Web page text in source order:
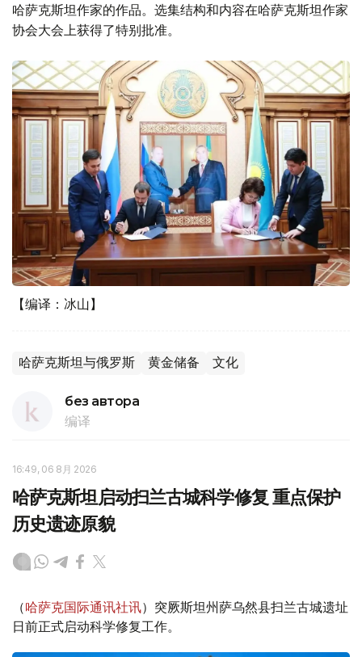
哈萨克斯坦作家的作品。选集结构和内容在哈萨克斯坦作家
协会大会上获得了特别批准。
【编译：冰山】
哈萨克斯坦与俄罗斯 黄金储备 文化
без автора
编译
16:49, 06 8月 2026
哈萨克斯坦启动扫兰古城科学修复 重点保护
历史遗迹原貌
（哈萨克国际通讯社讯）突厥斯坦州萨乌然县扫兰古城遗址
日前正式启动科学修复工作。